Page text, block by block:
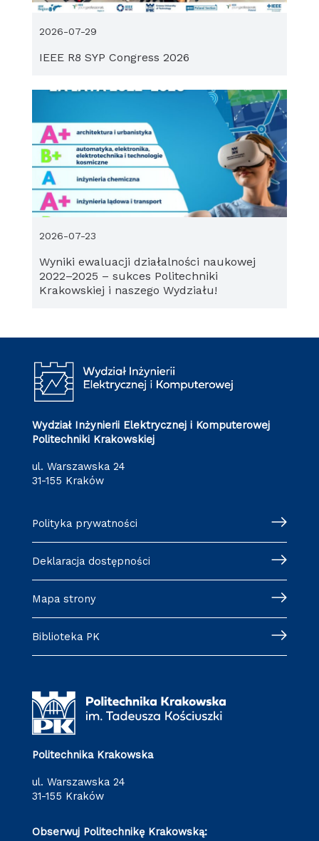
IEEE R8 SYP Congress 2026
2026-07-29
Wyniki ewaluacji działalności naukowej
2022–2025 – sukces Politechniki
Krakowskiej i naszego Wydziału!
2026-07-23
Wydział Inżynierii Elektrycznej i Komputerowej
Politechniki Krakowskiej
ul. Warszawska 24
31-155 Kraków
Polityka prywatności
Deklaracja dostępności
Mapa strony
Biblioteka PK
Politechnika Krakowska
ul. Warszawska 24
31-155 Kraków
Obserwuj Politechnikę Krakowską: